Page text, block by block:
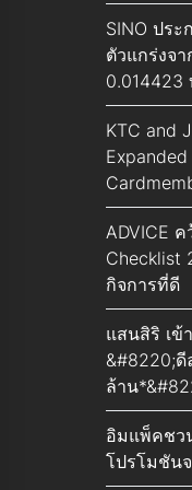
SINO ปร
ตัวแกร่งจ
0.014423
KTC and
ADVICE ค
Checklist
กิจการที่ดี
แสนสิริ เข้
&#8220;ดี
ล้าน
อิมแพ็คชว
โปรโมชัน